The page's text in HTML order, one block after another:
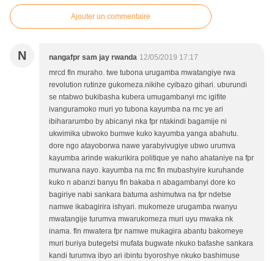
Ajouter un commentaire
N nangafpr sam jay rwanda 12/05/2019 17:17
mrcd fln muraho. twe tubona urugamba mwatangiye rwa
revolution rutinze gukomeza.nikihe cyibazo gihari. uburundi
se ntabwo bukibasha kubera umugambanyi rnc igifite
ivanguramoko muri yo tubona kayumba na rnc ye ari
ibihararumbo by abicanyi nka fpr ntakindi bagamije ni
ukwimika ubwoko bumwe kuko kayumba yanga abahutu.
dore ngo atayoborwa nawe yarabyivugiye ubwo urumva
kayumba arinde wakurikira politique ye naho ahataniye na fpr
murwana nayo. kayumba na rnc fln mubashyire kuruhande
kuko n abanzi banyu fln bakaba n abagambanyi dore ko
bagiriye nabi sankara batuma ashimutwa na fpr ndetse
namwe ikabagirira ishyari. mukomeze urugamba rwanyu
mwatangije turumva mwarukomeza muri uyu mwaka nk
inama. fln mwatera fpr namwe mukagira abantu bakomeye
muri buriya butegetsi mufata bugwate nkuko bafashe sankara
kandi turumva ibyo ari ibintu byoroshye nkuko bashimuse